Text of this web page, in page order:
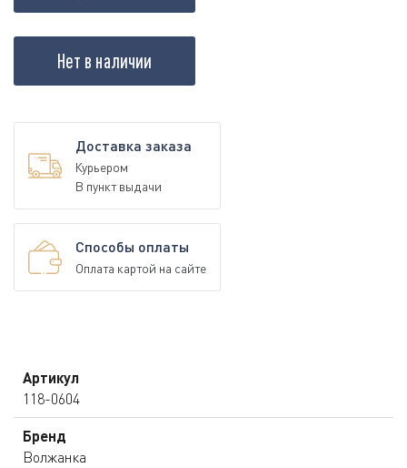
Нет в наличии
Доставка заказа
Курьером
В пункт выдачи
Способы оплаты
Оплата картой на сайте
Артикул
118-0604
Бренд
Волжанка